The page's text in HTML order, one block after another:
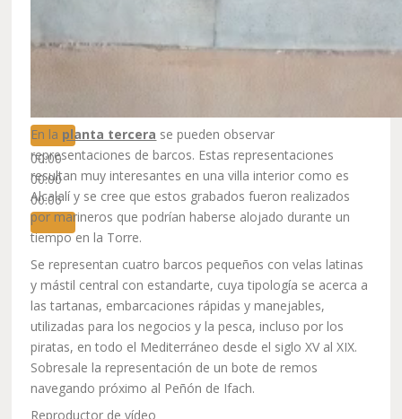
00:00
00:00
00:06
En la planta tercera se pueden observar
representaciones de barcos. Estas representaciones
resultan muy interesantes en una villa interior como es
Alcalalí y se cree que estos grabados fueron realizados
por marineros que podrían haberse alojado durante un
tiempo en la Torre.
Se representan cuatro barcos pequeños con velas latinas
y mástil central con estandarte, cuya tipología se acerca a
las tartanas, embarcaciones rápidas y manejables,
utilizadas para los negocios y la pesca, incluso por los
piratas, en todo el Mediterráneo desde el siglo XV al XIX.
Sobresale la representación de un bote de remos
navegando próximo al Peñón de Ifach.
Reproductor de vídeo